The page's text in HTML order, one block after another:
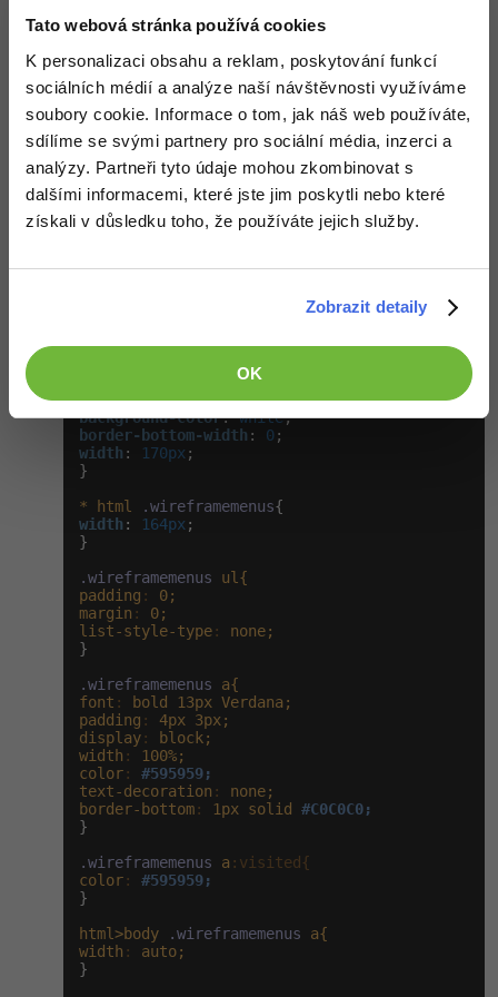
Tato webová stránka používá cookies
K personalizaci obsahu a reklam, poskytování funkcí
sociálních médií a analýze naší návštěvnosti využíváme
soubory cookie. Informace o tom, jak náš web používáte,
sdílíme se svými partnery pro sociální média, inzerci a
analýzy. Partneři tyto údaje mohou zkombinovat s
dalšími informacemi, které jste jim poskytli nebo které
získali v důsledku toho, že používáte jejich služby.
Zobrazit detaily
OK
width: 100%;
text-decoration : none;
border-bottom
: solid
#C0C0C0;
}
.wireframemenu
:visited{
color: #595959;
}
html>body
.wireframemenu a{
width : auto;
.wireframemenu a:hover{
border: 1px solid #C0C0C0
background-color: white
border-bottom-width : 0
width : 170px ;
}
*
html .wireframemenus
width : 164px ;
}
.wireframemenus
ul{
padding :
0;
margin :
0;
list-style-type:
none;
}
.wireframemenus
a{
font : bold 13px Verdana;
padding : 4px
3px;
display:
block;
width :
100%;
color:
#595959;
text-decoration :
none;
border-bottom: 1px solid
#C0C0C0;
}
.wireframemenus
a :visited{
color:
#595959;
}
html>body
.wireframemenus
a{
width :
auto;
}